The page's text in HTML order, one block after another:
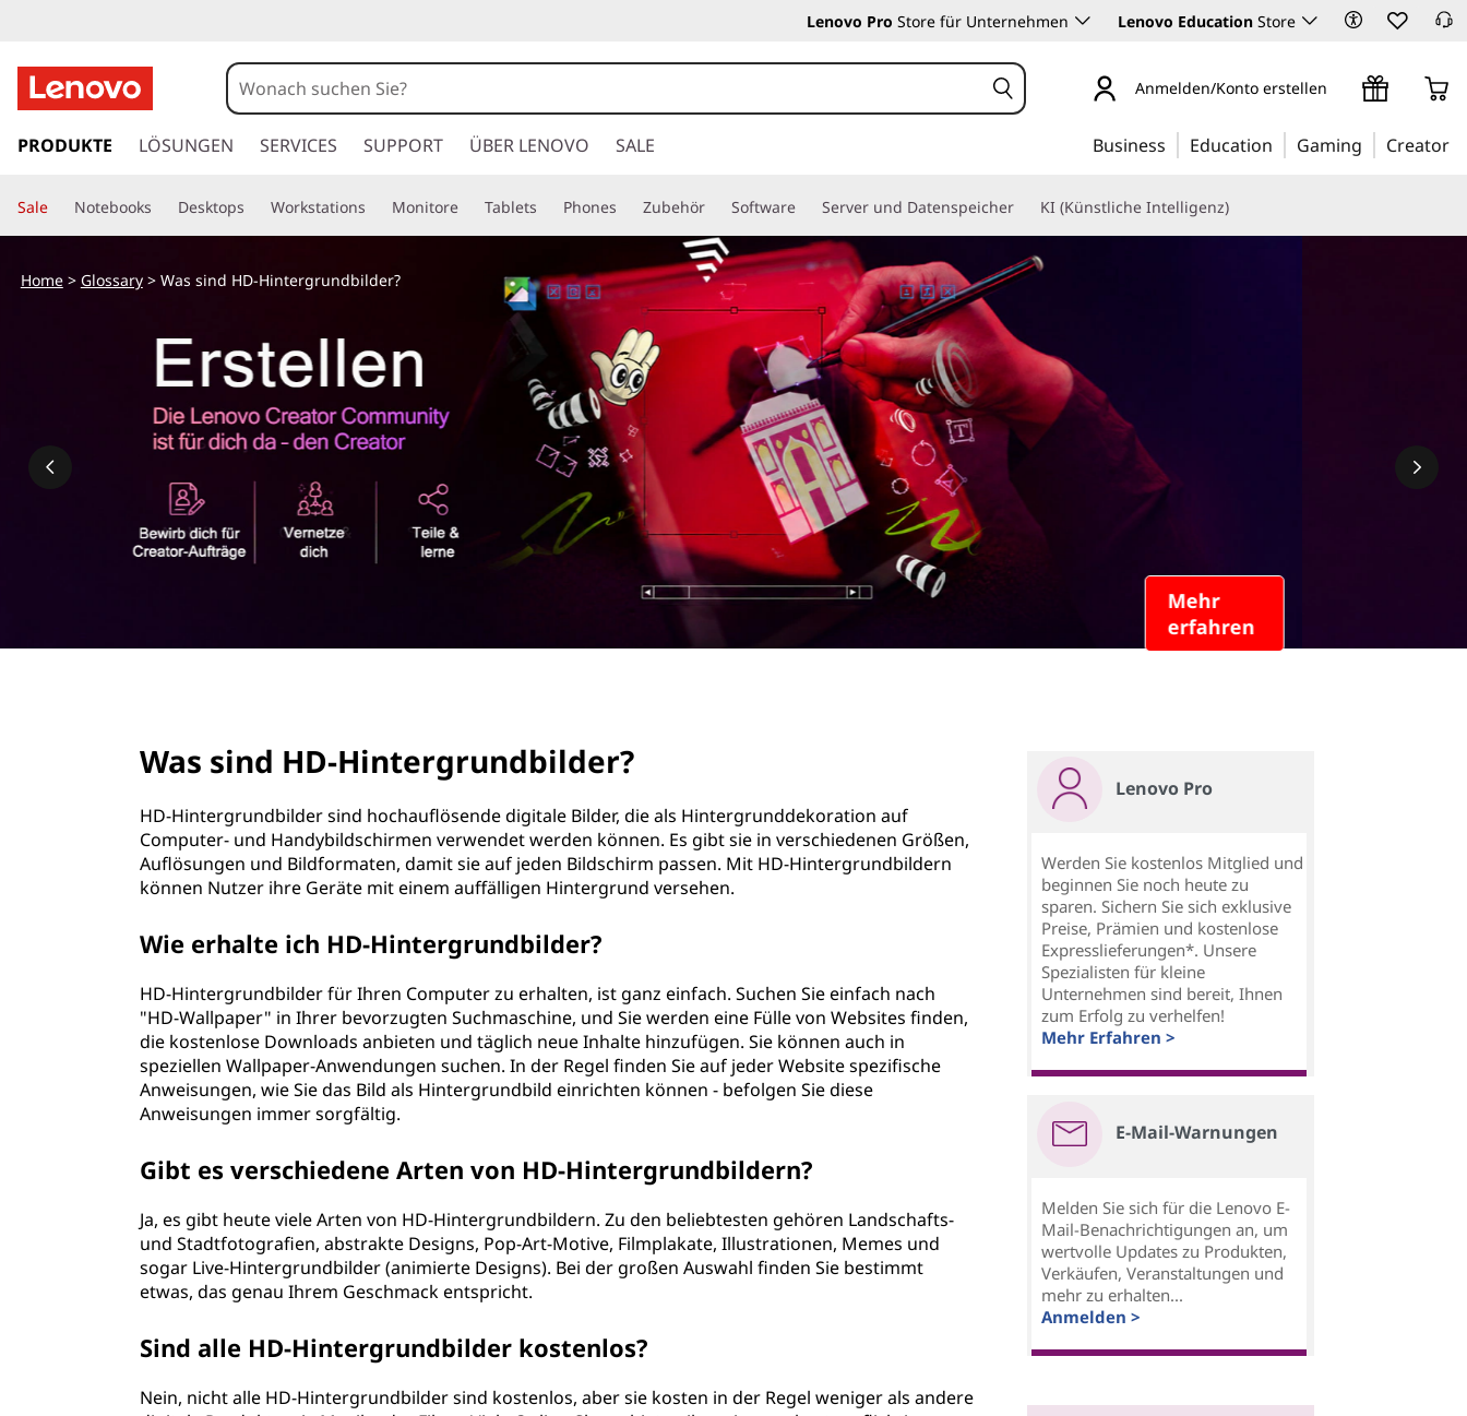
Lenovo Pro Store für Unternehmen Lenovo Education Store
u
a
u
t
Anmelden/Konto erstellen
PRODUKTE LÖSUNGEN SERVICES SUPPORT ÜBER LENOVO SALE Business Education Gaming Creator
Sale Notebooks Desktops Workstations Monitore Tablets Phones Zubehör Software Server und Datenspeicher KI (Künstliche Intelligenz)
Home> Glossary> Was sind HD-Hintergrundbilder?
Was sind HD-Hintergrundbilder?
HD-Hintergrundbilder sind hochauflösende digitale Bilder, die als Hintergrunddekoration auf
Computer- und Handybildschirmen verwendet werden können. Es gibt sie in verschiedenen Größen,
Auflösungen und Bildformaten, damit sie auf jeden Bildschirm passen. Mit HD-Hintergrundbildern
können Nutzer ihre Geräte mit einem auffälligen Hintergrund versehen.
Wie erhalte ich HD-Hintergrundbilder?
HD-Hintergrundbilder für Ihren Computer zu erhalten, ist ganz einfach. Suchen Sie einfach nach
"HD-Wallpaper" in Ihrer bevorzugten Suchmaschine, und Sie werden eine Fülle von Websites finden,
die kostenlose Downloads anbieten und täglich neue Inhalte hinzufügen. Sie können auch in
speziellen Wallpaper-Anwendungen suchen. In der Regel finden Sie auf jeder Website spezifische
Anweisungen, wie Sie das Bild als Hintergrundbild einrichten können - befolgen Sie diese
Anweisungen immer sorgfältig.
Gibt es verschiedene Arten von HD-Hintergrundbildern?
Ja, es gibt heute viele Arten von HD-Hintergrundbildern. Zu den beliebtesten gehören Landschafts-
und Stadtfotografien, abstrakte Designs, Pop-Art-Motive, Filmplakate, Illustrationen, Memes und
sogar Live-Hintergrundbilder (animierte Designs). Bei der großen Auswahl finden Sie bestimmt
etwas, das genau Ihrem Geschmack entspricht.
Sind alle HD-Hintergrundbilder kostenlos?
Nein, nicht alle HD-Hintergrundbilder sind kostenlos, aber sie kosten in der Regel weniger als andere
Lenovo Pro
Werden Sie kostenlos Mitglied und
beginnen Sie noch heute zu
sparen. Sichern Sie sich exklusive
Preise, Prämien und kostenlose
Expresslieferungen*. Unsere
Spezialisten für kleine
Unternehmen sind bereit, Ihnen
zum Erfolg zu verhelfen!
Mehr Erfahren >
E-Mail-Warnungen
Melden Sie sich für die Lenovo E-
Mail-Benachrichtigungen an, um
wertvolle Updates zu Produkten,
Verkäufen, Veranstaltungen und
mehr zu erhalten...
Anmelden >